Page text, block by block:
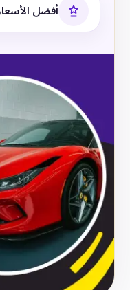
أفضل